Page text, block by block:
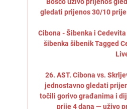
gledati prijenos 30/10
Cibona - Šibenka i
šibenka šibenik Tagged
26. AST. Cibona vs.
jednostavno gledati
točili gorivo građanima i
prije 4 dana — uživo